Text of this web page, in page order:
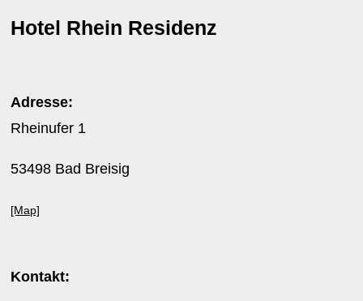
Hotel Rhein Residenz
Adresse:
Rheinufer 1
53498 Bad Breisig
[Map]
Kontakt: